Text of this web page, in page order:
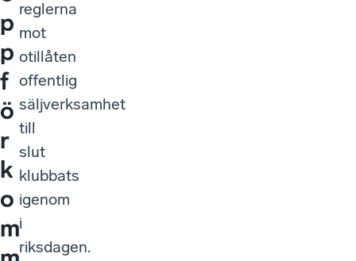
p
p
f
ö
r
k
o
m
reglerna
mot
otillåten
offentlig
säljverksamhet
till
slut
klubbats
igenom
i
riksdagen.